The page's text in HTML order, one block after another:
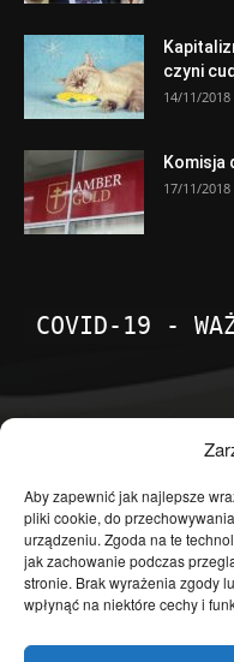
Aby zapewnić jak najlepsze
pliki cookie, do
urządzeniu. Zgoda na te
jak zachowanie podczas
stronie. Brak wyrażenia zgody
wpłynąć na niektóre cechy i
czyni
14/11/2018
Komisja
17/11/2018
COVID-19 -
Temat dnia
Publicystyka
Polityka
Polska
Społeczeństwo